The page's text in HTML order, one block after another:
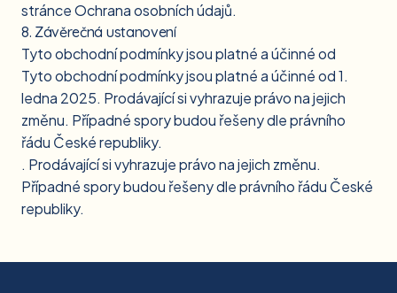
stránceOchrana osobních údajů.
8. Závěrečná ustanovení
Tyto obchodní podmínky jsou platné a účinné od
Tyto obchodní podmínky jsou platné a účinné od 1.
ledna 2025. Prodávající si vyhrazuje právo na jejich
změnu. Případné spory budou řešeny dle právního
řádu České republiky.
. Prodávající si vyhrazuje právo na jejich změnu.
Případné spory budou řešeny dle právního řádu České
republiky.